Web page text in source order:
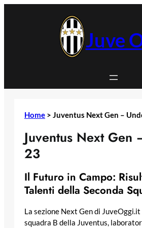
Juve
Home > Juventus Next Gen –
Juventus Next Gen
23
Il Futuro in Campo:
Talenti della Seconda
La sezione Next Gen di
squadra B della Juventus,